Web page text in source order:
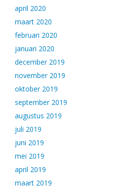
april 2020
maart 2020
februari 2020
januari 2020
december 2019
november 2019
oktober 2019
september 2019
augustus 2019
juli 2019
juni 2019
mei 2019
april 2019
maart 2019